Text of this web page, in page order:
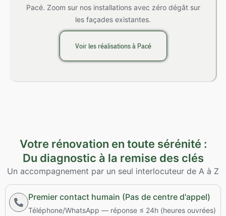
Pacé. Zoom sur nos installations avec zéro dégât sur
les façades existantes.
Voir les réalisations à Pacé
Votre rénovation en toute sérénité :
Du diagnostic à la remise des clés
Un accompagnement par un seul interlocuteur de A à Z
Premier contact humain (Pas de centre d'appel)
Téléphone/WhatsApp — réponse ≤ 24h (heures ouvrées)